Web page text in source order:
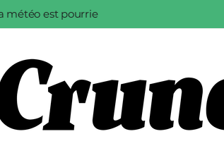
météo est pourrie